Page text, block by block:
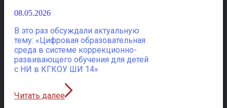
08.05.2026
В это раз обсуждали актуальную
тему: «Цифровая образовательная
среда в системе коррекционно-
развивающего обучения для детей
с НИ в КГКОУ ШИ 14»
Читать далее